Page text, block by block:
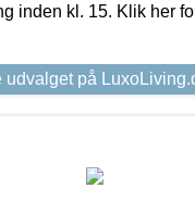
inden kl. 15. Klik her
udvalget på